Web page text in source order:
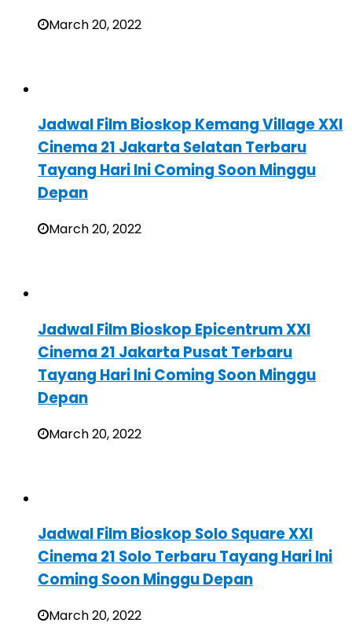
March 20, 2022
Jadwal Film Bioskop Kemang Village XXI
Cinema 21 Jakarta Selatan Terbaru
Tayang Hari Ini Coming Soon Minggu
Depan
March 20, 2022
Jadwal Film Bioskop Epicentrum XXI
Cinema 21 Jakarta Pusat Terbaru
Tayang Hari Ini Coming Soon Minggu
Depan
March 20, 2022
Jadwal Film Bioskop Solo Square XXI
Cinema 21 Solo Terbaru Tayang Hari Ini
Coming Soon Minggu Depan
March 20, 2022